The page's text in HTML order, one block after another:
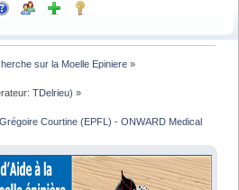
sur la Moelle Epiniere »
TDelrieu) »
Courtine (EPFL) - ONWARD Medical